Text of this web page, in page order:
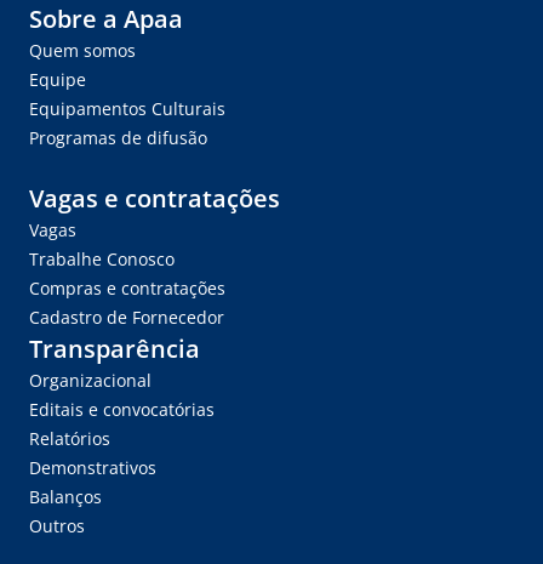
Sobre a Apaa
Quem somos
Equipe
Equipamentos Culturais
Programas de difusão
Vagas e contratações
Vagas
Trabalhe Conosco
Compras e contratações
Cadastro de Fornecedor
Transparência
Organizacional
Editais e convocatórias
Relatórios
Demonstrativos
Balanços
Outros